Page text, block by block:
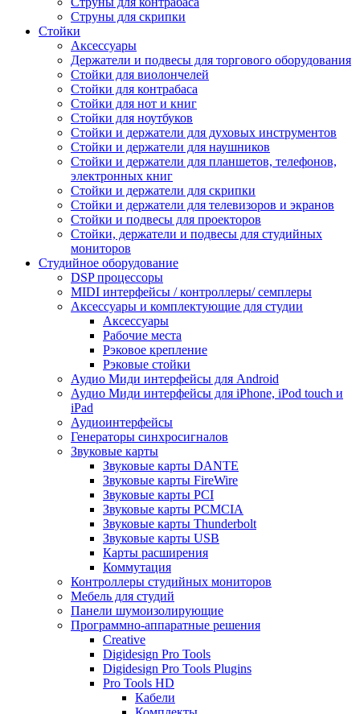
Струны для скрипки
Стойки
Аксессуары
Держатели и подвесы для торгового оборудования
Стойки для виолончелей
Стойки для контрабаса
Стойки для нот и книг
Стойки для ноутбуков
Стойки и держатели для духовых инструментов
Стойки и держатели для наушников
Стойки и держатели для планшетов, телефонов,
электронных книг
Стойки и держатели для скрипки
Стойки и держатели для телевизоров и экранов
Стойки и подвесы для проекторов
Стойки, держатели и подвесы для студийных
мониторов
Студийное оборудование
DSP процессоры
MIDI интерфейсы / контроллеры/ семплеры
Аксессуары и комплектующие для студии
Аксессуары
Рабочие места
Рэковое крепление
Рэковые стойки
Аудио Миди интерфейсы для Android
Аудио Миди интерфейсы для iPhone, iPod touch и
iPad
Аудиоинтерфейсы
Генераторы синхросигналов
Звуковые карты
Звуковые карты DANTE
Звуковые карты FireWire
Звуковые карты PCI
Звуковые карты PCMCIA
Звуковые карты Thunderbolt
Звуковые карты USB
Карты расширения
Коммутация
Контроллеры студийных мониторов
Мебель для студий
Панели шумоизолирующие
Программно-аппаратные решения
Creative
Digidesign Pro Tools
Digidesign Pro Tools Plugins
Pro Tools HD
Кабели